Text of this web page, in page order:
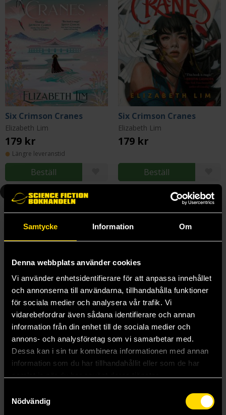
Samtycke Information Om
Denna webbplats använder cookies
Vi använder enhetsidentifierare för att anpassa innehållet
och annonserna till användarna, tillhandahålla funktioner
för sociala medier och analysera vår trafik. Vi
vidarebefordrar även sådana identifierare och annan
information från din enhet till de sociala medier och
annons- och analysföretag som vi samarbetar med.
Dessa kan i sin tur kombinera informationen med annan
information som du har tillhandahållit eller som de har
Nödvändig
Six Crimson Cranes
Elizabeth Lim
179 kr
Längre leveranstid
Beställ
Six Crimson Cranes
Elizabeth Lim
179 kr
Beställ
Six Crimson Cranes (Hodderscape Vault Edition)
Elizabeth Lim
299 kr
Beställ
The Dragon's Promise
Elizabeth Lim
179 kr